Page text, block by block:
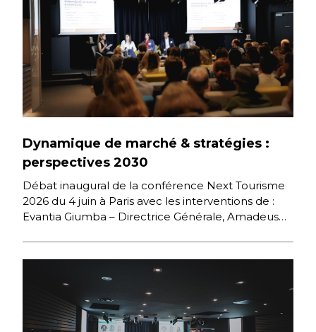
Dynamique de marché & stratégies :
perspectives 2030
Débat inaugural de la conférence Next Tourisme
2026 du 4 juin à Paris avec les interventions de :
Evantia Giumba – Directrice Générale, Amadeus